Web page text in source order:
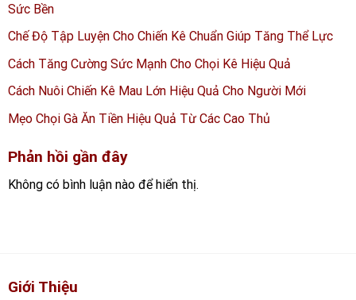
Sức Bền
Chế Độ Tập Luyện Cho Chiến Kê Chuẩn Giúp Tăng Thể Lực
Cách Tăng Cường Sức Mạnh Cho Chọi Kê Hiệu Quả
Cách Nuôi Chiến Kê Mau Lớn Hiệu Quả Cho Người Mới
Mẹo Chọi Gà Ăn Tiền Hiệu Quả Từ Các Cao Thủ
Phản hồi gần đây
Không có bình luận nào để hiển thị.
Giới Thiệu